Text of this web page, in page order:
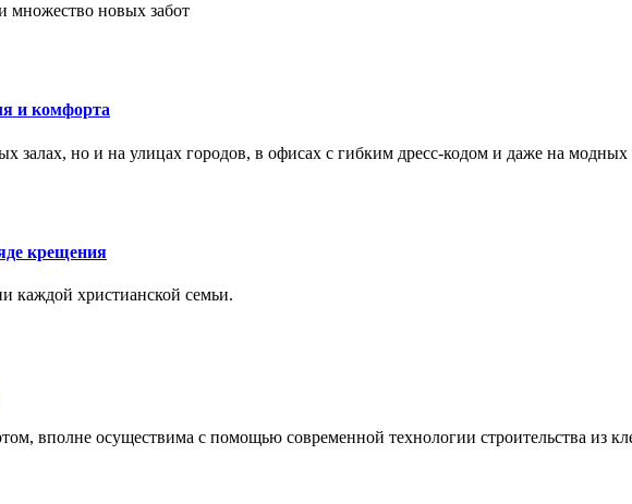
множество новых забот
и комфорта
но и на улицах городов, в офисах с гибким дресс-кодом и даже на модных
крещения
каждой христианской семьи.
вполне осуществима с помощью современной технологии строительства из